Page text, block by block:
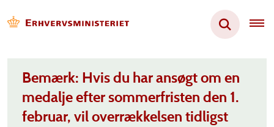
Bemærk: Hvis du har ansøgt om en
medalje efter sommerfristen den 1.
februar, vil overrækkelsen tidligst